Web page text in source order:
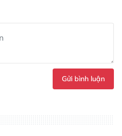
Gửi bình luận